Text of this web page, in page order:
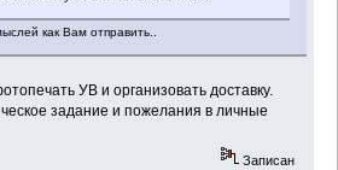
как Вам отправить..
УВ и организовать доставку.
задание и пожелания в личные
Записан